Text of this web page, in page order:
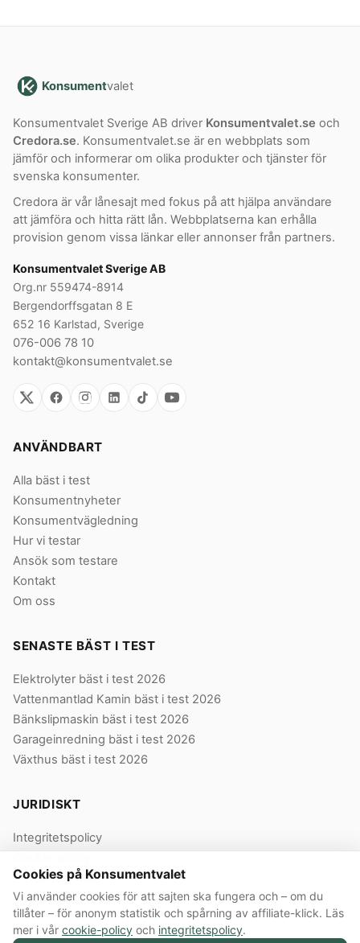
Konsumentvalet
Konsumentvalet Sverige AB driver Konsumentvalet.se och
Credora.se. Konsumentvalet.se är en webbplats som
jämför och informerar om olika produkter och tjänster för
svenska konsumenter.
Credora är vår lånesajt med fokus på att hjälpa användare
att jämföra och hitta rätt lån. Webbplatserna kan erhålla
provision genom vissa länkar eller annonser från partners.
Konsumentvalet Sverige AB
Org.nr 559474-8914
Bergendorffsgatan 8 E
652 16 Karlstad, Sverige
076-006 78 10
kontakt@konsumentvalet.se
ANVÄNDBART
Alla bäst i test
Konsumentnyheter
Konsumentvägledning
Hur vi testar
Ansök som testare
Kontakt
Om oss
SENASTE BÄST I TEST
Elektrolyter bäst i test 2026
Vattenmantlad Kamin bäst i test 2026
Bänkslipmaskin bäst i test 2026
Garageinredning bäst i test 2026
Växthus bäst i test 2026
JURIDISKT
Integritetspolicy
Användarvillkor
Våra villkor
Cookies på Konsumentvalet
Vi använder cookies för att sajten ska fungera och – om du
tillåter – för anonym statistik och spårning av affiliate-klick. Läs
mer i vår cookie-policy och integritetspolicy.